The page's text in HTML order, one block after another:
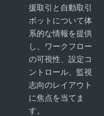
援取引と自動取引
ボットについて体
系的な情報を提供
し、ワークフロー
の可視性、設定コ
ントロール、監視
志向のレイアウト
に焦点を当てま
す。